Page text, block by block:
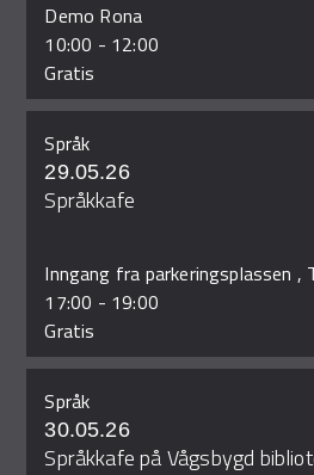
Demo Rona
10:00 - 12:00
Gratis
Språk
29.05.26
Språkkafe
Inngang fra parkeringsplassen ,
17:00 - 19:00
Gratis
Språk
30.05.26
Språkkafe på Vågsbygd